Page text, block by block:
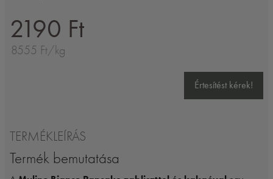
2190 Ft
8555 Ft/kg
Értesítést kérek!
TERMÉKLEÍRÁS
Termék bemutatása